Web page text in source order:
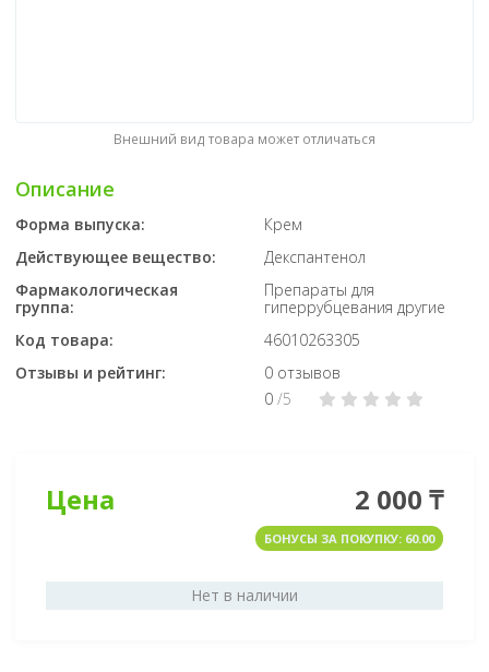
Внешний вид товара может отличаться
Описание
Форма выпуска:
Крем
Действующее вещество:
Декспантенол
Фармакологическая
группа:
Препараты для
гиперрубцевания другие
Код товара:
46010263305
Отзывы и рейтинг:
0 отзывов
0 /5
Цена 2 000 ₸
БОНУСЫ ЗА ПОКУПКУ: 60.00
Нет в наличии